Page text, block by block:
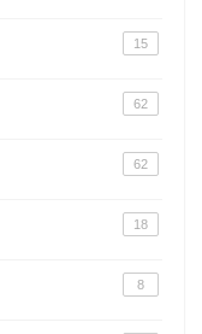
15
62
62
18
8